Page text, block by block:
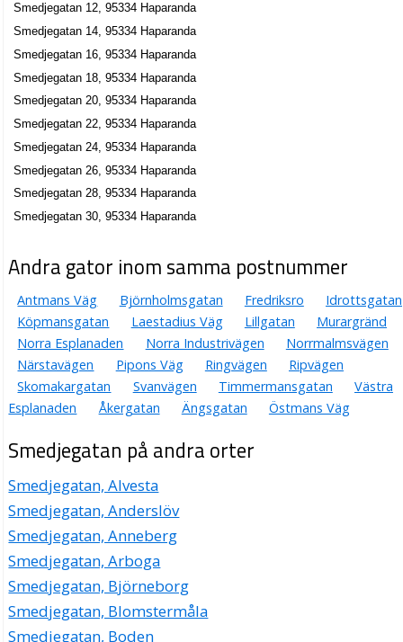
Smedjegatan 12, 95334 Haparanda
Smedjegatan 14, 95334 Haparanda
Smedjegatan 16, 95334 Haparanda
Smedjegatan 18, 95334 Haparanda
Smedjegatan 20, 95334 Haparanda
Smedjegatan 22, 95334 Haparanda
Smedjegatan 24, 95334 Haparanda
Smedjegatan 26, 95334 Haparanda
Smedjegatan 28, 95334 Haparanda
Smedjegatan 30, 95334 Haparanda
Andra gator inom samma postnummer
Antmans Väg Björnholmsgatan Fredriksro
Idrottsgatan
Köpmansgatan
Laestadius Väg Lillgatan
Murargränd
Norra Esplanaden
Norra Industrivägen
Norrmalmsvägen
Närstavägen
Pipons Väg Ringvägen
Ripvägen
Skomakargatan
Svanvägen Timmermansgatan
Västra
Esplanaden
Åkergatan Ängsgatan Östmans Väg
Smedjegatan på andra orter
Smedjegatan, Alvesta
Smedjegatan, Anderslöv
Smedjegatan, Anneberg
Smedjegatan, Arboga
Smedjegatan, Björneborg
Smedjegatan, Blomstermåla
Smedjegatan, Boden